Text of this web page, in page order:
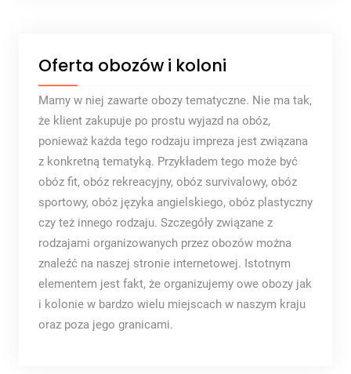
Oferta obozów i koloni
Mamy w niej zawarte obozy tematyczne. Nie ma tak,
że klient zakupuje po prostu wyjazd na obóz,
ponieważ każda tego rodzaju impreza jest związana
z konkretną tematyką. Przykładem tego może być
obóz fit, obóz rekreacyjny, obóz survivalowy, obóz
sportowy, obóz języka angielskiego, obóz plastyczny
czy też innego rodzaju. Szczegóły związane z
rodzajami organizowanych przez obozów można
znaleźć na naszej stronie internetowej. Istotnym
elementem jest fakt, że organizujemy owe obozy jak
i kolonie w bardzo wielu miejscach w naszym kraju
oraz poza jego granicami.